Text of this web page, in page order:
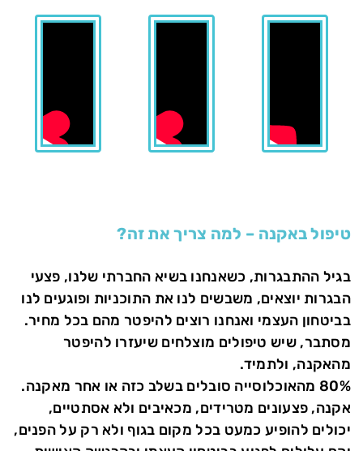
טיפול באקנה – למה צריך את זה?
בגיל ההתבגרות, כשאנחנו בשיא החברתי שלנו, פצעי
הבגרות יוצאים, משבשים לנו את התוכניות ופוגעים לנו
בביטחון העצמי ואנחנו רוצים להיפטר מהם בכל מחיר.
מסתבר, שיש טיפולים מוצלחים שיעזרו להיפטר
מהאקנה, ולתמיד.
80% מהאוכלוסייה סובלים בשלב כזה או אחר מאקנה.
אקנה, פצעונים מטרידים, מכאיבים ולא אסתטיים,
יכולים להופיע כמעט בכל מקום בגוף ולא רק על הפנים,